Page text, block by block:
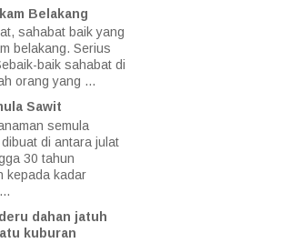
Belakang
sahabat baik yang
belakang. Serius
baik sahabat di
orang yang ...
Sawit
semula
di antara julat
30 tahun
kepada kadar
dahan jatuh
kuburan